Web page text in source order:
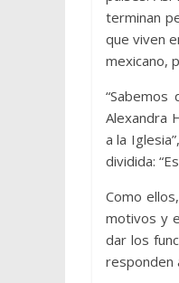
terminan
que viven
mexicano,
Alexandra
a la
dividida:
Como
motivos y
dar los
responden